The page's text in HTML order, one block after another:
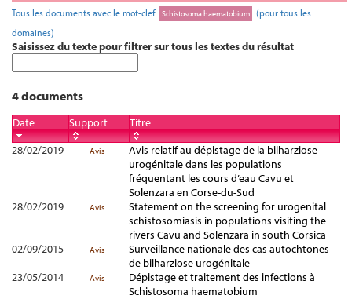
Tous les documents avec le mot-clef Schistosoma haematobium (pour tous les
domaines)
Saisissez du texte pour filtrer sur tous les textes du résultat
4 documents
Date Support
Titre
28/02/2019
Avis
Avis relatif au dépistage de la bilharziose
urogénitale dans les populations
fréquentant les cours d’eau Cavu et
Solenzara en Corse-du-Sud
28/02/2019
Avis
Statement on the screening for urogenital
schistosomiasis in populations visiting the
rivers Cavu and Solenzara in south Corsica
02/09/2015
Avis
Surveillance nationale des cas autochtones
de bilharziose urogénitale
23/05/2014
Avis
Dépistage et traitement des infections à
Schistosoma haematobium